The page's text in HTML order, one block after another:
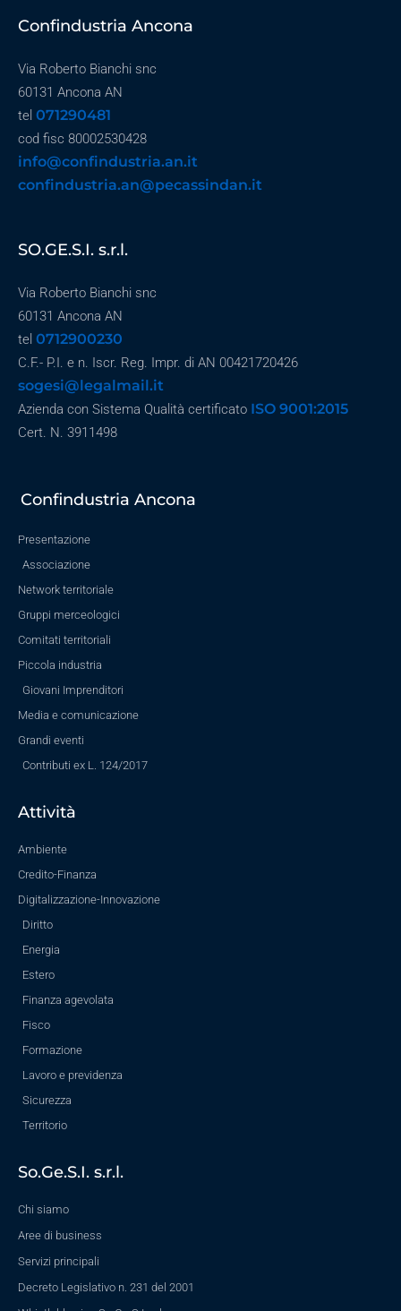
Confindustria Ancona
Via Roberto Bianchi snc
60131 Ancona AN
tel 071290481
cod fisc 80002530428
info@confindustria.an.it
confindustria.an@pecassindan.it
SO.GE.S.I. s.r.l.
Via Roberto Bianchi snc
60131 Ancona AN
tel 0712900230
C.F.- P.I. e n. Iscr. Reg. Impr. di AN 00421720426
sogesi@legalmail.it
Azienda con Sistema Qualità certificato ISO 9001:2015
Cert. N. 3911498
Confindustria Ancona
Presentazione
Associazione
Network territoriale
Gruppi merceologici
Comitati territoriali
Piccola industria
Giovani Imprenditori
Media e comunicazione
Grandi eventi
Contributi ex L. 124/2017
Attività
Ambiente
Credito-Finanza
Digitalizzazione-Innovazione
Diritto
Energia
Estero
Finanza agevolata
Fisco
Formazione
Lavoro e previdenza
Sicurezza
Territorio
So.Ge.S.I. s.r.l.
Chi siamo
Aree di business
Servizi principali
Decreto Legislativo n. 231 del 2001